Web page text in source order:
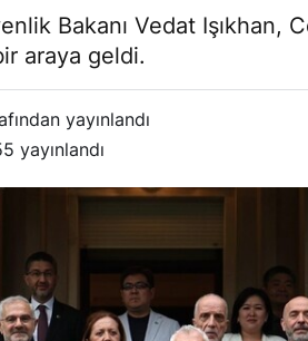
Bakanı Vedat Işıkhan,
araya geldi.
yayınlandı
yayınlandı